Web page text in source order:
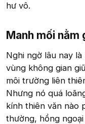
hư vô.
Manh mối nằm
Nghi ngờ lâu nay
vùng không gian
môi trường liên
Nhưng nó quá
kính thiên văn nào
thường, hồng ngoại